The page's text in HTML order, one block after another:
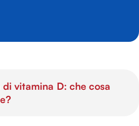
di vitamina D: che cosa